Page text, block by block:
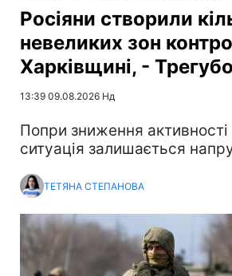
Росіяни створили
невеликих зон
Харківщині, -
13:39 09.08.2026 Нд
Попри зниження активності
ситуація залишається
ТЕТЯНА СТЕПАНОВА